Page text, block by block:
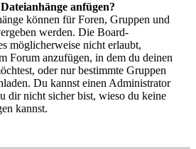
anfügen?
können für Foren, Gruppen und
werden. Die Board-
möglicherweise nicht erlaubt,
Forum anzufügen, in dem du deinen
oder nur bestimmte Gruppen
Du kannst einen Administrator
dir nicht sicher bist, wieso du keine
kannst.